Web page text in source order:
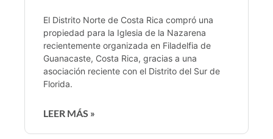
El Distrito Norte de Costa Rica compró una
propiedad para la Iglesia de la Nazarena
recientemente organizada en Filadelfia de
Guanacaste, Costa Rica, gracias a una
asociación reciente con el Distrito del Sur de
Florida.
LEER MÁS »